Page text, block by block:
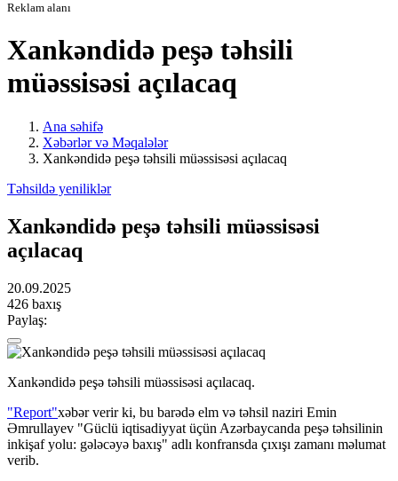
Reklam alanı
Xankəndidə peşə təhsili
müəssisəsi açılacaq
Ana səhifə
Xəbərlər və Məqalələr
Xankəndidə peşə təhsili müəssisəsi açılacaq
Təhsildə yeniliklər
Xankəndidə peşə təhsili müəssisəsi
açılacaq
20.09.2025
426 baxış
Paylaş:
Xankəndidə peşə təhsili müəssisəsi açılacaq.
"Report"xəbər verir ki, bu barədə elm və təhsil naziri Emin
Əmrullayev "Güclü iqtisadiyyat üçün Azərbaycanda peşə təhsilinin
inkişaf yolu: gələcəyə baxış" adlı konfransda çıxışı zamanı məlumat
verib.